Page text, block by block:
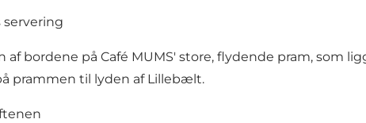
bordene på Café MUMS' store, flydende pram, som
prammen til lyden af Lillebælt.